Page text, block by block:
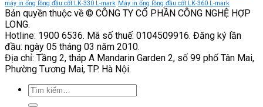
có
độ
xác
áp
cao
máy in ống lồng đầu cốt LK-330 L-mark Máy in ống lồng đầu cốt LK-360 L-mark
Bản quyền thuộc về © CÔNG TY CỔ PHẦN CÔNG NGHỆ HỢP
LONG.
Hotline: 1900 6536. Mã số thuế: 0104509916. Đăng ký lần
đầu: ngày 05 tháng 03 năm 2010.
Địa chỉ: Tầng 2, tháp A Mandarin Garden 2, số 99 phố Tân Mai,
Phường Tương Mai, TP. Hà Nội.
Tìm